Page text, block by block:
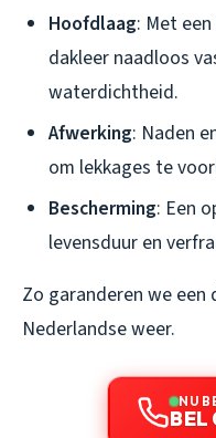
Hoofdlaag: Met
dakleer naadloos
waterdichtheid.
Afwerking: Naden
om lekkages te
Bescherming: Een
levensduur en
Zo garanderen we
Nederlandse weer.
NU